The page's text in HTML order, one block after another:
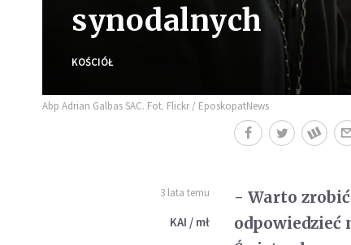
synodalnych
KOŚCIÓŁ
Abp Adrian Galbas SAC. Fot. Flickr / EposkopatNews
3 lata temu
KAI / mł
- Warto
odpowiedzieć